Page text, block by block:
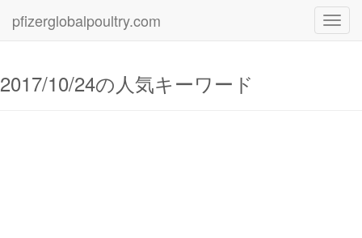
pfizerglobalpoultry.com
2017/10/24の人気キーワード